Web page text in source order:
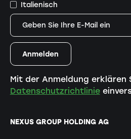
NEXUS GROUP HOLDING AG
Italienisch
Mit der Anmeldung erklären
Datenschutzrichtlinie